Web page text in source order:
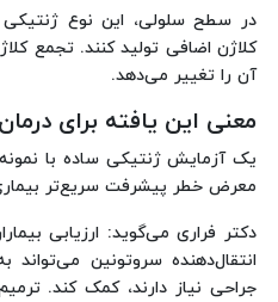
در سطح سلولی، این نوع
کلاژن اضافی تولید کنند. تجمع
آن را تغییر می‌دهد.
معنی این یافته برای درمان
یک آزمایش ژنتیکی ساده با
معرض خطر پیشرفت سریع‌تر
دکتر فراری می‌گوید: ارزیابی
انتقال‌دهنده سروتونین می‌تواند
جراحی نیاز دارند، کمک کند.